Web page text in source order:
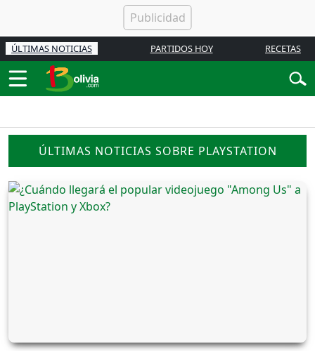
ÚLTIMAS NOTICIAS PARTIDOS HOY RECETAS
ÚLTIMAS NOTICIAS SOBRE PLAYSTATION